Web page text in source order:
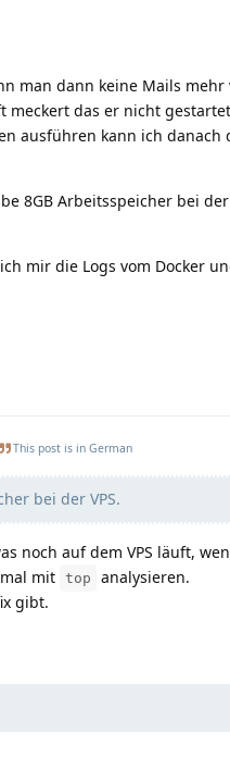
man dann keine Mails
das er nicht
ausführen kann ich
8GB Arbeitsspeicher bei
mir die Logs vom Docker
This post is in German
bei der VPS.
noch auf dem VPS läuft,
mit top
analysieren.
gibt.